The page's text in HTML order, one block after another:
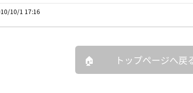
10/1 17:16
トップページへ戻